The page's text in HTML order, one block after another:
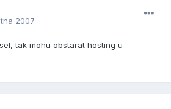
2007
tak mohu obstarat hosting u